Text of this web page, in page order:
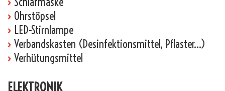
› Ohrstöpsel
› LED-Stirnlampe
› Verbandskasten (Desinfektionsmittel, Pflaster…)
› Verhütungsmittel
ELEKTRONIK